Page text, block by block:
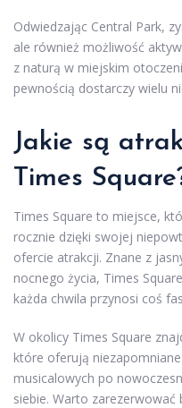
Odwiedzając Central Park,
ale również możliwość
z naturą w miejskim
pewnością dostarczy wielu
Jakie są
Times
Times Square to miejsce,
rocznie dzięki swojej
ofercie atrakcji. Znane z
nocnego życia, Times
każda chwila przynosi coś
W okolicy Times Square
które oferują
musicalowych po
siebie. Warto